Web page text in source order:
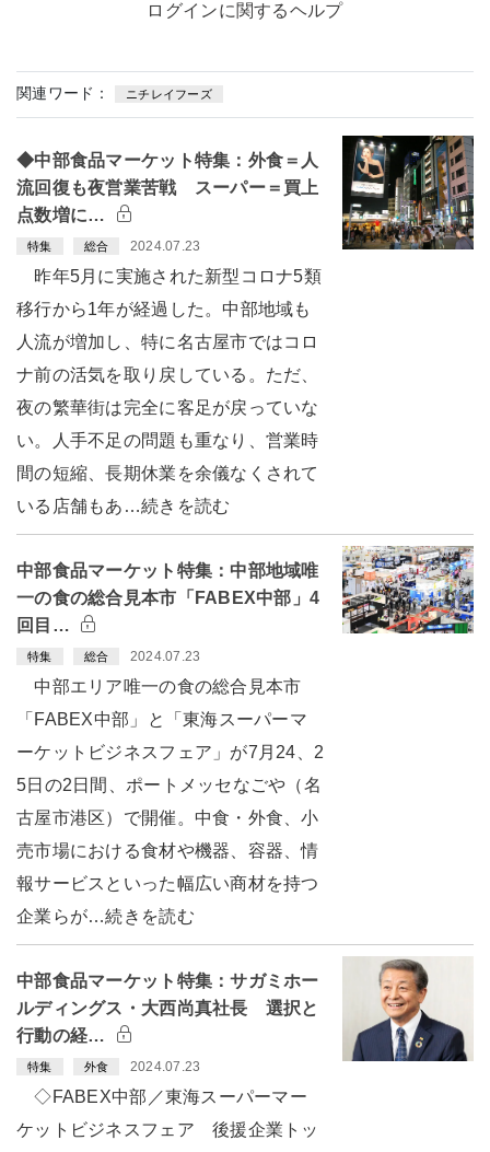
ログインに関するヘルプ
関連ワード： ニチレイフーズ
◆中部食品マーケット特集：外食＝人
流回復も夜営業苦戦 スーパー＝買上
点数増に…
特集 総合 2024.07.23
昨年5月に実施された新型コロナ5類
移行から1年が経過した。中部地域も
人流が増加し、特に名古屋市ではコロ
ナ前の活気を取り戻している。ただ、
夜の繁華街は完全に客足が戻っていな
い。人手不足の問題も重なり、営業時
間の短縮、長期休業を余儀なくされて
いる店舗もあ…続きを読む
中部食品マーケット特集：中部地域唯
一の食の総合見本市「FABEX中部」4
回目…
特集 総合 2024.07.23
中部エリア唯一の食の総合見本市
「FABEX中部」と「東海スーパーマ
ーケットビジネスフェア」が7月24、2
5日の2日間、ポートメッセなごや（名
古屋市港区）で開催。中食・外食、小
売市場における食材や機器、容器、情
報サービスといった幅広い商材を持つ
企業らが…続きを読む
中部食品マーケット特集：サガミホー
ルディングス・大西尚真社長 選択と
行動の経…
特集 外食 2024.07.23
◇FABEX中部／東海スーパーマー
ケットビジネスフェア 後援企業トッ